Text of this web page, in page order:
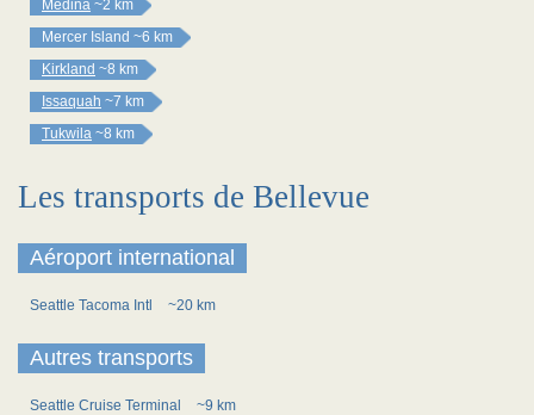
Medina ~2 km
Mercer Island ~6 km
Kirkland ~8 km
Issaquah ~7 km
Tukwila ~8 km
Les transports de Bellevue
Aéroport international
Seattle Tacoma Intl ~20 km
Autres transports
Seattle Cruise Terminal
~9 km